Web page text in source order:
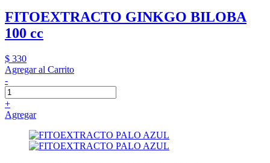
FITOEXTRACTO GINKGO BILOBA
100 cc
$ 330
Agregar al Carrito
-
+
Agregar